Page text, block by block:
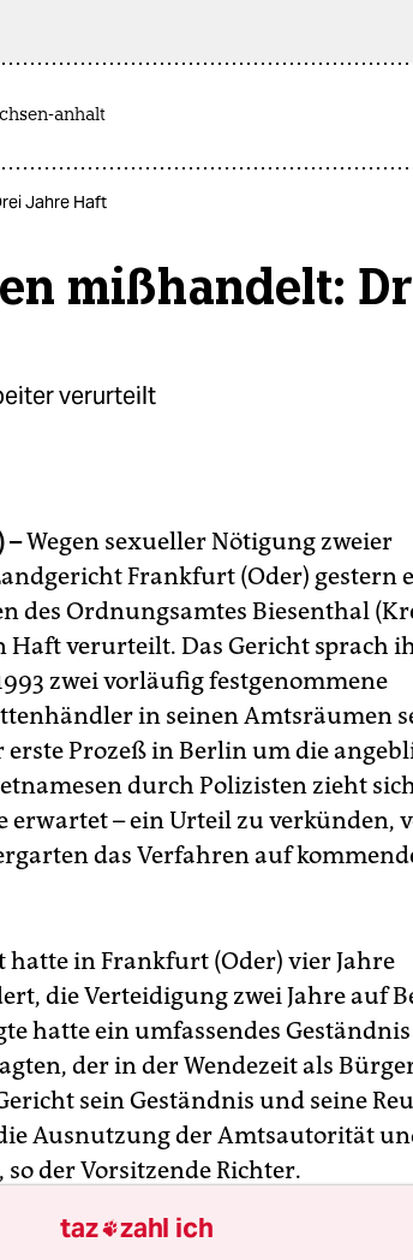
anhalt
Jahre Haft
mißhandelt:
verurteilt
–Wegen sexueller Nötigung zweier
Frankfurt (Oder) gestern
des Ordnungsamtes Biesenthal
Haft verurteilt. Das Gericht sprach
zwei vorläufig festgenommene
in seinen Amtsräumen
erste Prozeß in Berlin um die
durch Polizisten zieht
erwartet – ein Urteil zu verkünden,
das Verfahren auf
hatte in Frankfurt (Oder) vier Jahre
die Verteidigung zwei Jahre auf
hatte ein umfassendes
der in der Wendezeit als
sein Geständnis und seine
Ausnutzung der Amtsautorität
der Vorsitzende Richter.
entdeckt worden. Angaben der
taz zahl ich